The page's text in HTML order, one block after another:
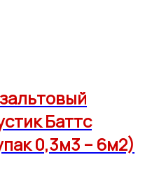
Баттс
0,3м3 – 6м2)